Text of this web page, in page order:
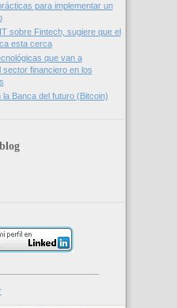
para implementar un
sobre Fintech, sugiere que el
esta cerca
que van a
sector financiero en los
la Banca del futuro (Bitcoin)